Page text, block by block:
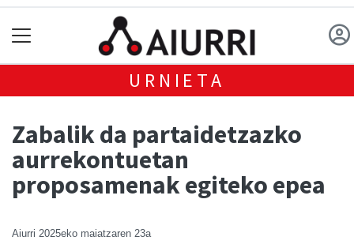
URNIETA
Zabalik da partaidetzazko
aurrekontuetan
proposamenak egiteko epea
Aiurri 2025eko maiatzaren 23a